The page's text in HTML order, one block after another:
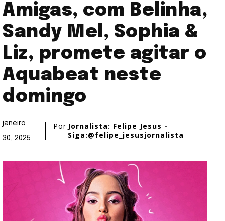
Amigas, com Belinha,
Sandy Mel, Sophia &
Liz, promete agitar o
Aquabeat neste
domingo
janeiro
30, 2025
Por Jornalista: Felipe Jesus -
Siga:@felipe_jesusjornalista